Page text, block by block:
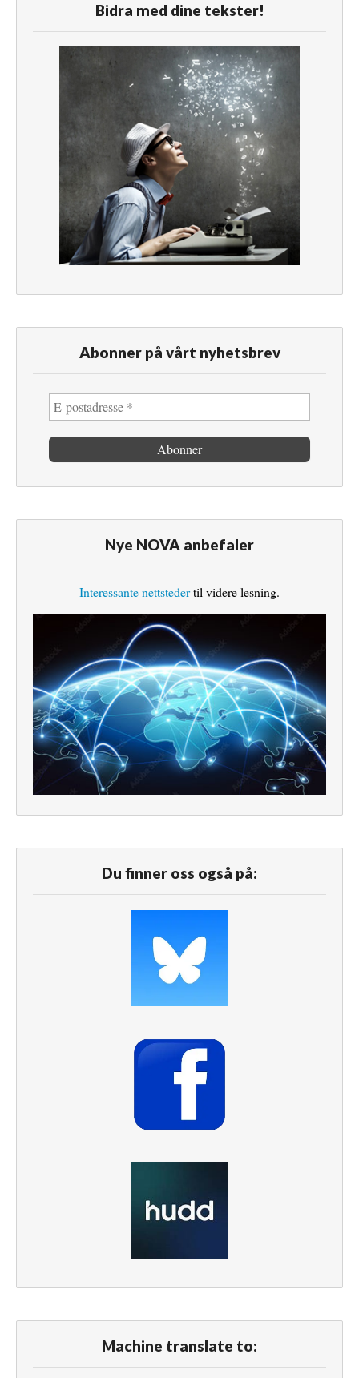
Bidra med dine tekster!
Abonner på vårt nyhetsbrev
Nye NOVA anbefaler
Interessante nettstedertil videre lesning.
Du finner oss også på:
Machine translate to: